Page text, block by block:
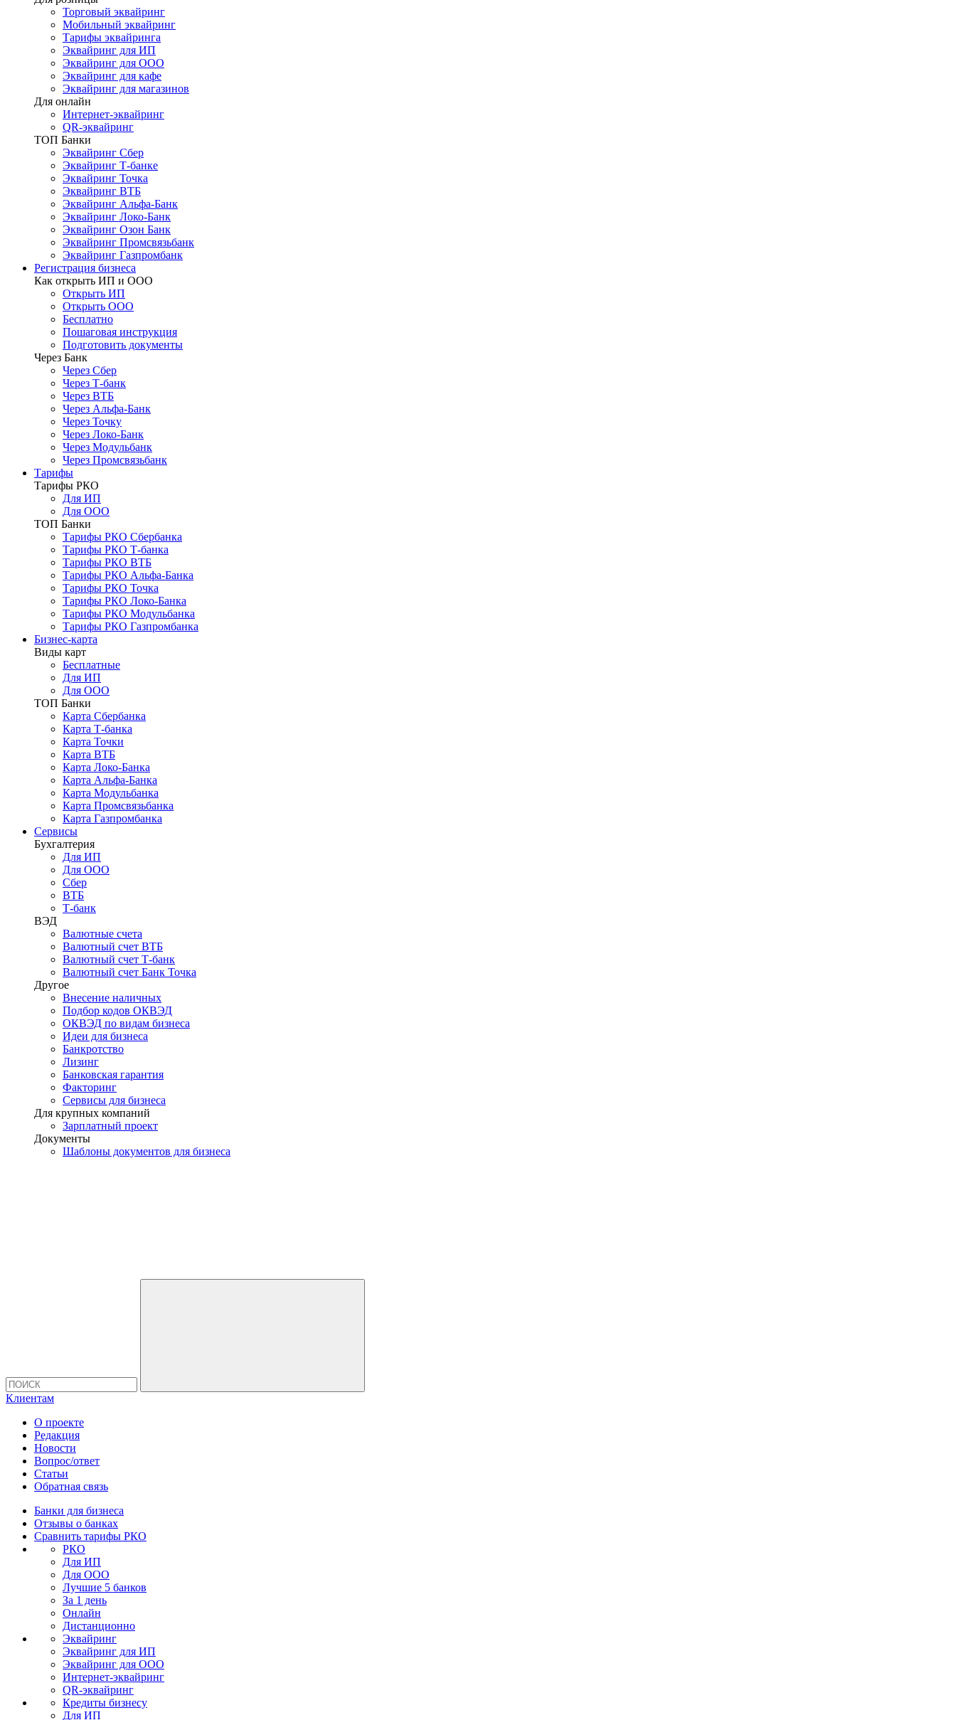
Торговый эквайринг
Мобильный эквайринг
Тарифы эквайринга
Эквайринг для ИП
Эквайринг для ООО
Эквайринг для кафе
Эквайринг для магазинов
Для онлайн
Интернет-эквайринг
QR-эквайринг
ТОП Банки
Эквайринг Сбер
Эквайринг Т-банке
Эквайринг Точка
Эквайринг ВТБ
Эквайринг Альфа-Банк
Эквайринг Локо-Банк
Эквайринг Озон Банк
Эквайринг Промсвязьбанк
Эквайринг Газпромбанк
Регистрация бизнеса
Как открыть ИП и ООО
Открыть ИП
Открыть ООО
Бесплатно
Пошаговая инструкция
Подготовить документы
Через Банк
Через Сбер
Через Т-банк
Через ВТБ
Через Альфа-Банк
Через Точку
Через Локо-Банк
Через Модульбанк
Через Промсвязьбанк
Тарифы
Тарифы РКО
Для ИП
Для ООО
ТОП Банки
Тарифы РКО Сбербанка
Тарифы РКО Т-банка
Тарифы РКО ВТБ
Тарифы РКО Альфа-Банка
Тарифы РКО Точка
Тарифы РКО Локо-Банка
Тарифы РКО Модульбанка
Тарифы РКО Газпромбанка
Бизнес-карта
Виды карт
Бесплатные
Для ИП
Для ООО
ТОП Банки
Карта Сбербанка
Карта Т-банка
Карта Точки
Карта ВТБ
Карта Локо-Банка
Карта Альфа-Банка
Карта Модульбанка
Карта Промсвязьбанка
Карта Газпромбанка
Сервисы
Бухгалтерия
Для ИП
Для ООО
Сбер
ВТБ
Т-банк
ВЭД
Валютные счета
Валютный счет ВТБ
Валютный счет Т-банк
Валютный счет Банк Точка
Другое
Внесение наличных
Подбор кодов ОКВЭД
ОКВЭД по видам бизнеса
Идеи для бизнеса
Банкротство
Лизинг
Банковская гарантия
Факторинг
Сервисы для бизнеса
Для крупных компаний
Зарплатный проект
Документы
Шаблоны документов для бизнеса
Клиентам
О проекте
Редакция
Новости
Вопрос/ответ
Статьи
Обратная связь
Банки для бизнеса
Отзывы о банках
Сравнить тарифы РКО
РКО
Для ИП
Для ООО
Лучшие 5 банков
За 1 день
Онлайн
Дистанционно
Эквайринг
Эквайринг для ИП
Эквайринг для ООО
Интернет-эквайринг
QR-эквайринг
Кредиты бизнесу
Для ИП